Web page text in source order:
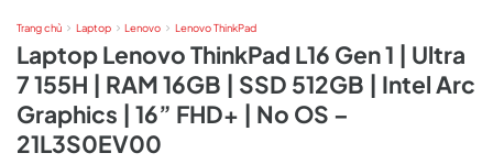
Trang chủ Laptop Lenovo Lenovo ThinkPad
Laptop Lenovo ThinkPad L16 Gen 1 | Ultra
7 155H | RAM 16GB | SSD 512GB | Intel Arc
Graphics | 16” FHD+ | No OS –
21L3S0EV00